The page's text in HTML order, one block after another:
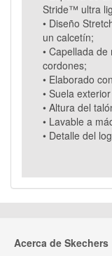
Stride™ ultra
• Diseño
un calcetín;
• Capellada
cordones;
• Elaborado
• Suela
• Altura del
• Lavable a
• Detalle del
Acerca de Skechers